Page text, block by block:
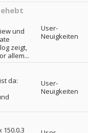
und
zeigt,
allem...
User-
Neuigkeiten
da:
User-
Neuigkeiten